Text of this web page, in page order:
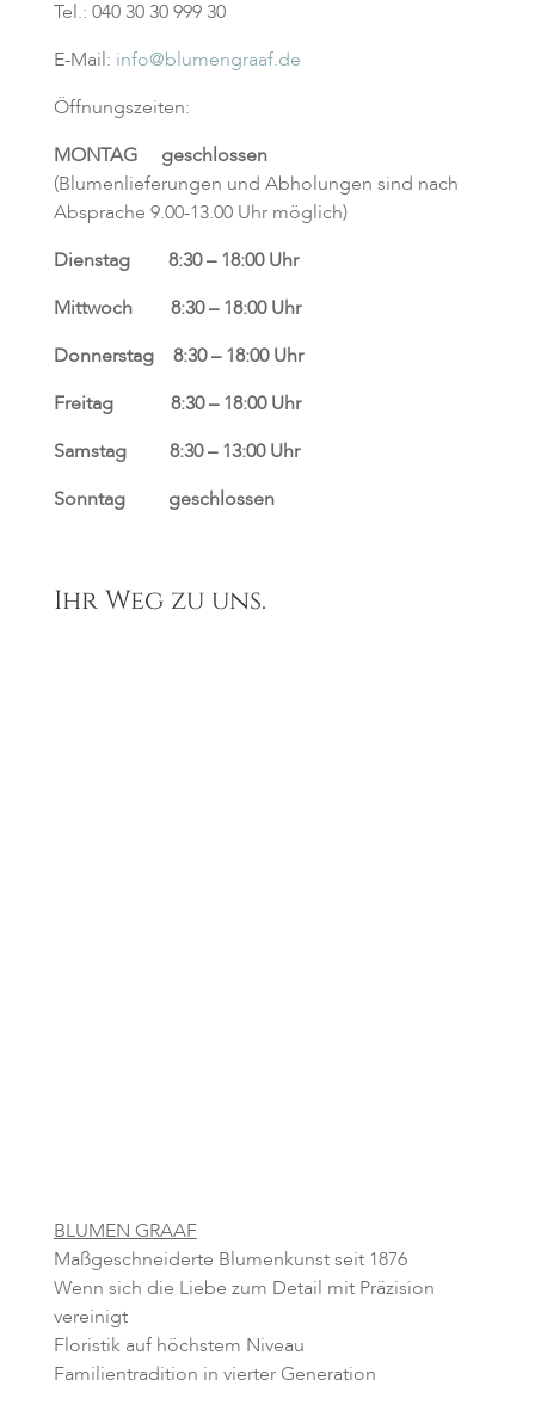
Tel.: 040 30 30 999 30
E-Mail: info@blumengraaf.de
Öffnungszeiten:
MONTAG geschlossen
(Blumenlieferungen und Abholungen sind nach
Absprache 9.00-13.00 Uhr möglich)
Dienstag 8:30 – 18:00 Uhr
Mittwoch 8:30 – 18:00 Uhr
Donnerstag 8:30 – 18:00 Uhr
Freitag 8:30 – 18:00 Uhr
Samstag 8:30 – 13:00 Uhr
Sonntag geschlossen
Ihr Weg zu uns.
BLUMEN GRAAF
Maßgeschneiderte Blumenkunst seit 1876
Wenn sich die Liebe zum Detail mit Präzision
vereinigt
Floristik auf höchstem Niveau
Familientradition in vierter Generation